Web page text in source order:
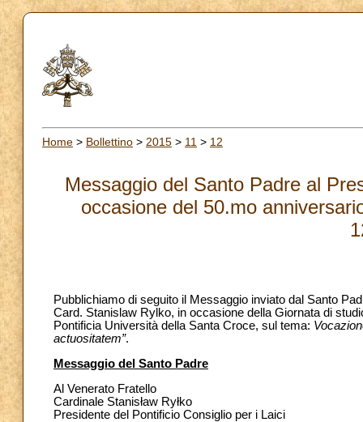
Home > Bollettino > 2015 > 11 > 12
Messaggio del Santo Padre al
occasione del 50.mo
Pubblichiamo di seguito il Messaggio inviato dal Santo
Card. Stanislaw Rylko, in occasione della Giornata di
Pontificia Università della Santa Croce, sul tema:
actuositatem”.
Messaggio del Santo Padre
Al Venerato Fratello
Cardinale Stanisław Ryłko
Presidente del Pontificio Consiglio per i Laici